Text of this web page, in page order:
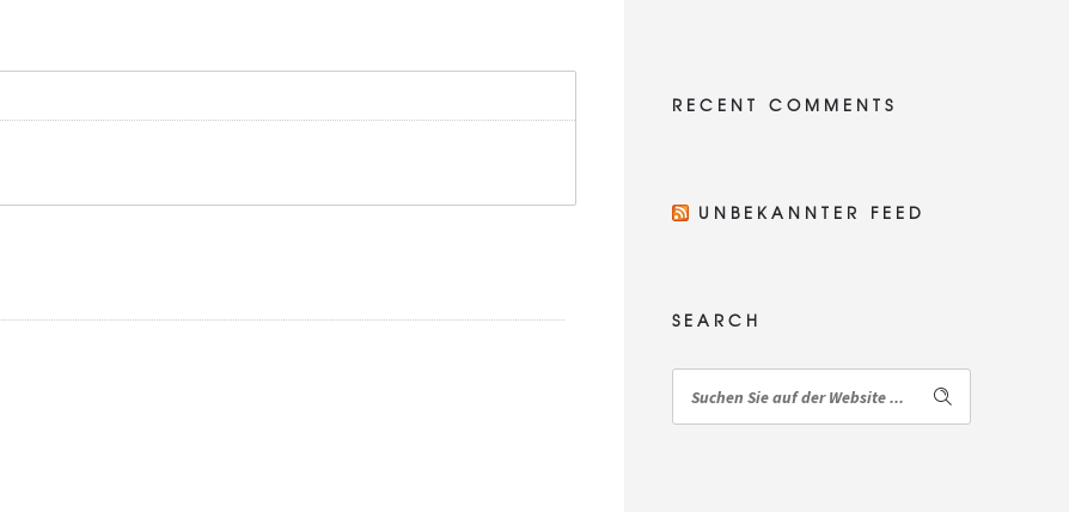
RECENT COMMENTS
UNBEKANNTER FEED
SEARCH